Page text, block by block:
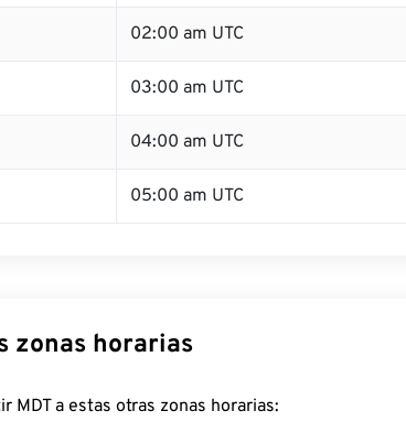
02:00 am UTC
03:00 am UTC
04:00 am UTC
05:00 am UTC
zonas horarias
MDT a estas otras zonas horarias: